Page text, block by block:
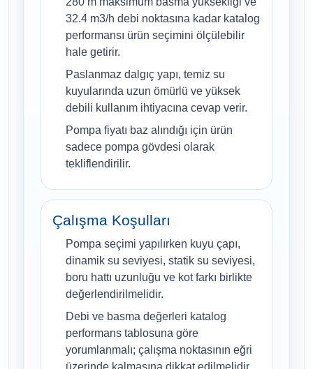
32.4 m3/h debi noktasına kadar katalog
performansı ürün seçimini ölçülebilir
hale getirir.
Paslanmaz dalgıç yapı, temiz su
kuyularında uzun ömürlü ve yüksek
debili kullanım ihtiyacına cevap verir.
Pompa fiyatı baz alındığı için ürün
sadece pompa gövdesi olarak
tekliflendirilir.
Çalışma Koşulları
Pompa seçimi yapılırken kuyu çapı,
dinamik su seviyesi, statik su seviyesi,
boru hattı uzunluğu ve kot farkı birlikte
değerlendirilmelidir.
Debi ve basma değerleri katalog
performans tablosuna göre
yorumlanmalı; çalışma noktasının eğri